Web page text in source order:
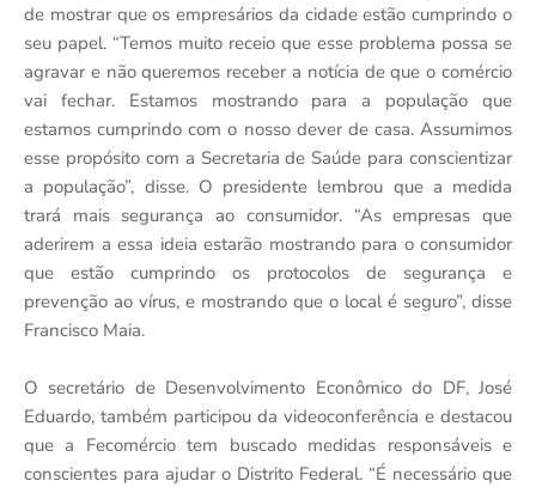
de mostrar que os empresários da cidade estão cumprindo o
seu papel. “Temos muito receio que esse problema possa se
agravar e não queremos receber a notícia de que o comércio
vai fechar. Estamos mostrando para a população que
estamos cumprindo com o nosso dever de casa. Assumimos
esse propósito com a Secretaria de Saúde para conscientizar
a população”, disse. O presidente lembrou que a medida
trará mais segurança ao consumidor. “As empresas que
aderirem a essa ideia estarão mostrando para o consumidor
que estão cumprindo os protocolos de segurança e
prevenção ao vírus, e mostrando que o local é seguro”, disse
Francisco Maia.
O secretário de Desenvolvimento Econômico do DF, José
Eduardo, também participou da videoconferência e destacou
que a Fecomércio tem buscado medidas responsáveis e
conscientes para ajudar o Distrito Federal. “É necessário que